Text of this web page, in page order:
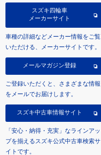
スズキ四輪車
メーカーサイト
車種の詳細などメーカー情報をご覧
いただける、メーカーサイトです。
メールマガジン登録
ご登録いただくと、さまざまな情報
をメールでお届けします。
スズキ中古車情報サイト
「安心・納得・充実」なラインアッ
プを揃えるスズキ公式中古車検索サ
イトです。